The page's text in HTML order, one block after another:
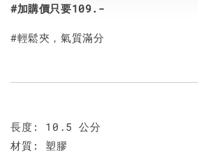
#加購價只要109.-
#輕鬆夾，氣質滿分
長度: 10.5 公分
材質: 塑膠